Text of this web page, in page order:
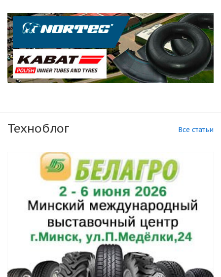
Техноблог Все статьи